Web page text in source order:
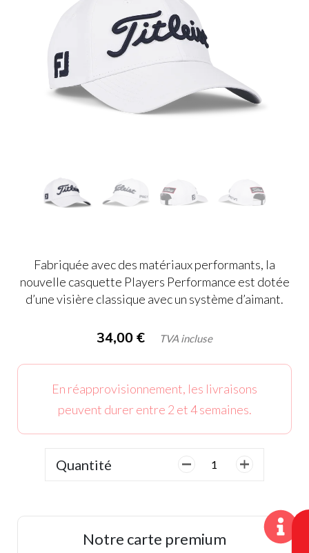
Fabriquée avec des matériaux performants, la
nouvelle casquette Players Performance est dotée
d’une visière classique avec un système d’aimant.
34,00 € TVA incluse
En réapprovisionnement, les livraisons
peuvent durer entre 2 et 4 semaines.
Quantité
quantité
Performance
Notre carte premium